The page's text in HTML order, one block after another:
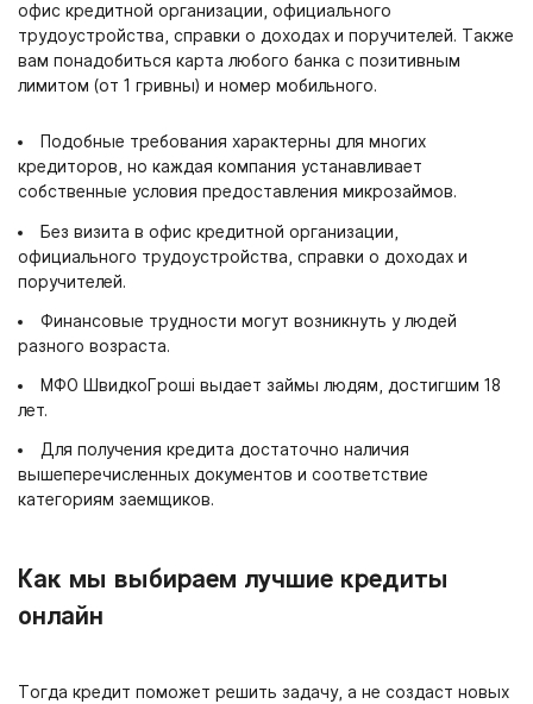
офис кредитной организации, официального
трудоустройства, справки о доходах и поручителей. Также
вам понадобиться карта любого банка с позитивным
лимитом (от 1 гривны) и номер мобильного.
Подобные требования характерны для многих
кредиторов, но каждая компания устанавливает
собственные условия предоставления микрозаймов.
Без визита в офис кредитной организации,
официального трудоустройства, справки о доходах и
поручителей.
Финансовые трудности могут возникнуть у людей
разного возраста.
МФО ШвидкоГроші выдает займы людям, достигшим 18
лет.
Для получения кредита достаточно наличия
вышеперечисленных документов и соответствие
категориям заемщиков.
Как мы выбираем лучшие кредиты
онлайн
Тогда кредит поможет решить задачу, а не создаст новых